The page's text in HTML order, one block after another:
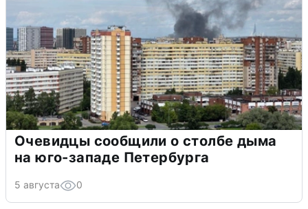
Очевидцы сообщили о столбе дыма
на юго-западе Петербурга
5 августа 0